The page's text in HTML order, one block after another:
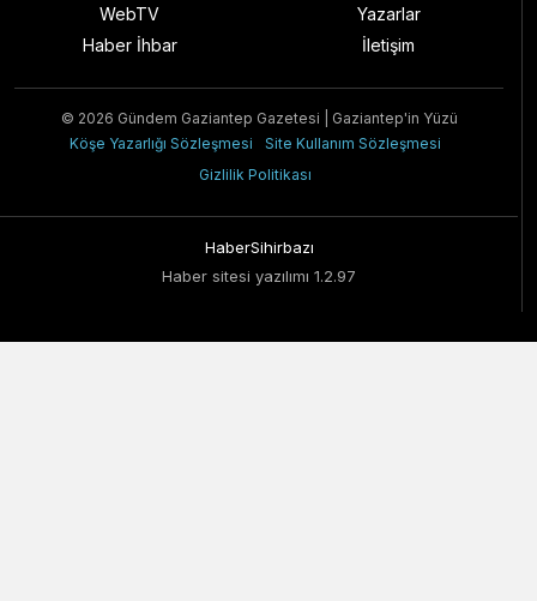
WebTV
Haber İhbar
Yazarlar
İletişim
© 2026 Gündem Gaziantep Gazetesi | Gaziantep'in Yüzü
Köşe Yazarlığı Sözleşmesi
Site Kullanım Sözleşmesi
Gizlilik Politikası
HaberSihirbazı
Haber sitesi yazılımı 1.2.97